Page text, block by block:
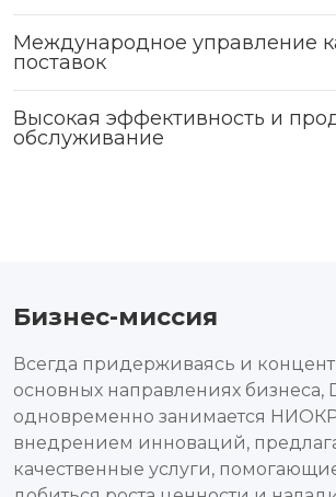
Международное управление
поставок
Высокая эффективность и
обслуживание
Бизнес-миссия
Всегда придерживаясь и
основных направлениях бизнеса,
одновременно занимается
внедрением инноваций,
качественные услуги,